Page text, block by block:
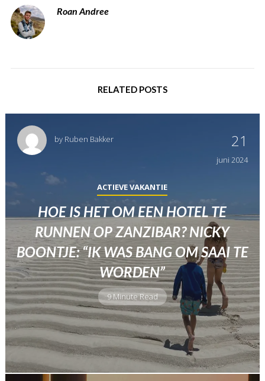
Roan Andree
RELATED POSTS
by Ruben Bakker 21
juni 2024
ACTIEVE VAKANTIE
HOE IS HET OM EEN HOTEL TE
RUNNEN OP ZANZIBAR? NICKY
BOONTJE: “IK WAS BANG OM SAAI TE
WORDEN”
9 Minute Read